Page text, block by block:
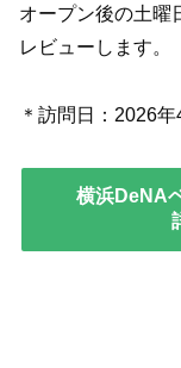
オープン後の土曜
レビューします。
＊訪問日：2026
横浜DeNA